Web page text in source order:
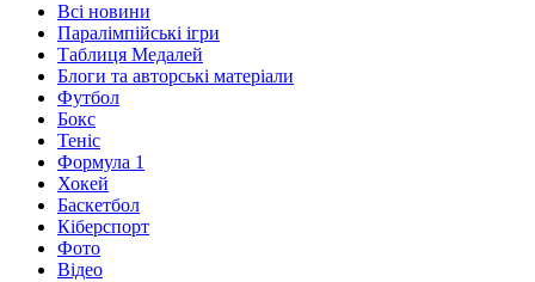
Всі новини
Паралімпійські ігри
Таблиця Медалей
Блоги та авторські матеріали
Футбол
Бокс
Теніс
Формула 1
Хокей
Баскетбол
Кіберспорт
Фото
Відео